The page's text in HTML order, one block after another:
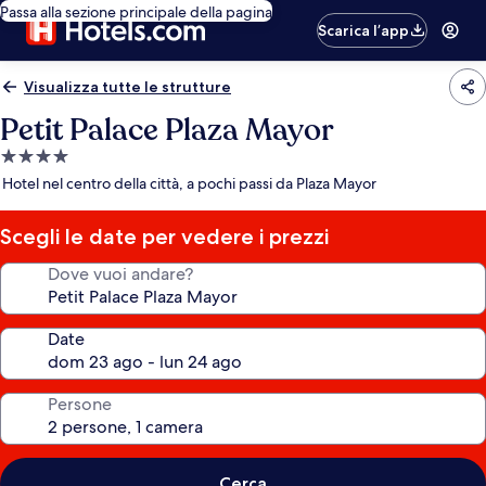
Passa alla sezione principale della pagina
Scarica l’app
Visualizza tutte le strutture
Petit Palace Plaza Mayor
Struttura
a
stelle
Hotel nel centro della città, a pochi passi da Plaza Mayor
Scegli le date per vedere i prezzi
Dove vuoi andare?
Date
Persone